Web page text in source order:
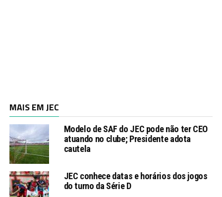
MAIS EM JEC
Modelo de SAF do JEC pode não ter CEO
atuando no clube; Presidente adota
cautela
JEC conhece datas e horários dos jogos
do turno da Série D